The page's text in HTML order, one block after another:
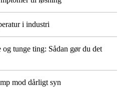
i industri
tunge ting: Sådan gør du det
mod dårligt syn